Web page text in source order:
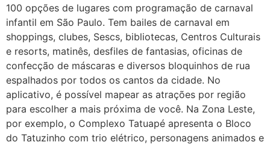
100 opções de lugares com programação de carnaval
infantil em São Paulo. Tem bailes de carnaval em
shoppings, clubes, Sescs, bibliotecas, Centros Culturais
e resorts, matinês, desfiles de fantasias, oficinas de
confecção de máscaras e diversos bloquinhos de rua
espalhados por todos os cantos da cidade. No
aplicativo, é possível mapear as atrações por região
para escolher a mais próxima de você. Na Zona Leste,
por exemplo, o Complexo Tatuapé apresenta o Bloco
do Tatuzinho com trio elétrico, personagens animados e